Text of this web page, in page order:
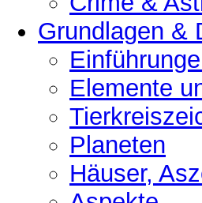
Grundlagen &
Elemente
Planeten
Häuser,